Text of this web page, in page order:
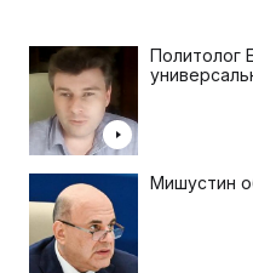
Политолог
Мишустин